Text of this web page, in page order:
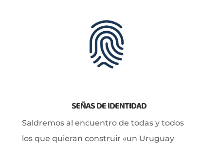
SEÑAS DE IDENTIDAD
Saldremos al encuentro de todas y todos
los que quieran construir «un Uruguay